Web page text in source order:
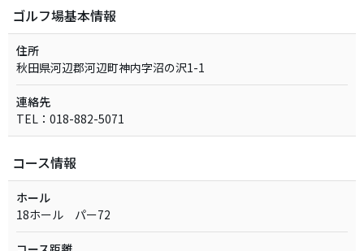
ゴルフ場基本情報
住所
秋田県河辺郡河辺町神内字沼の沢1-1
連絡先
TEL：018-882-5071
コース情報
ホール
18ホール パー72